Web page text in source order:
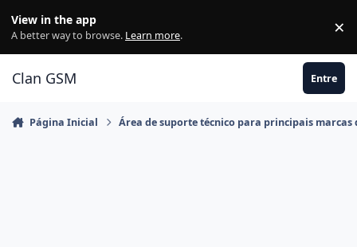
View in the app
A better way to browse. Learn more. ×
Clan GSM Entre
Página Inicial Área de suporte técnico para principais marcas